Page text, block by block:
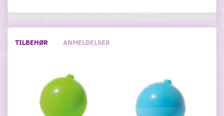
TILBEHØR ANMELDELSER